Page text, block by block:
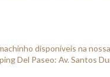
disponíveis na
Del Paseo: Av. Santos